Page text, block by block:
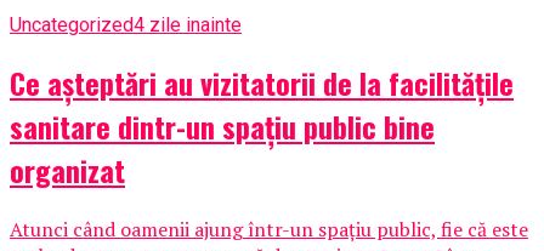
Uncategorized4 zile inainte
Ce așteptări au vizitatorii de la facilitățile
sanitare dintr-un spațiu public bine
organizat
Atunci când oamenii ajung într-un spațiu public, fie că este